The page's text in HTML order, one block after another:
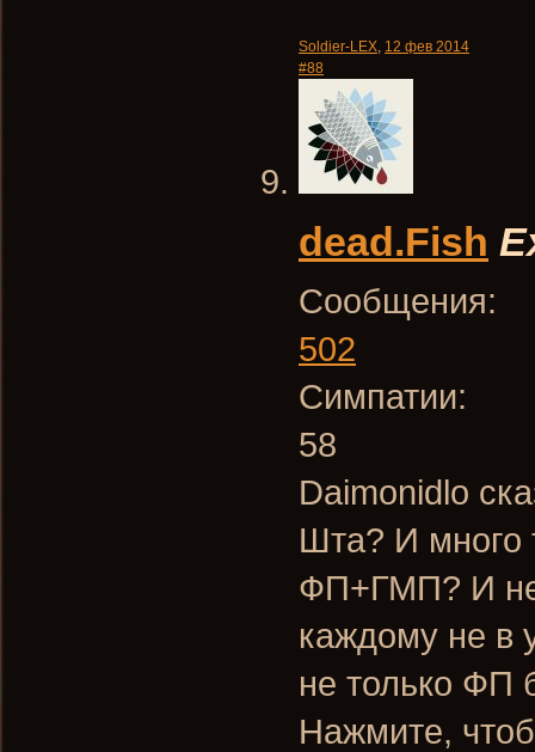
Soldier-LEX, 12 фев 2014
#88
dead.Fish
Сообщения:
502
Симпатии:
58
Daimonidlo
Шта? И много
ФП+ГМП? И не
каждому не в
не только ФП
Нажмите,